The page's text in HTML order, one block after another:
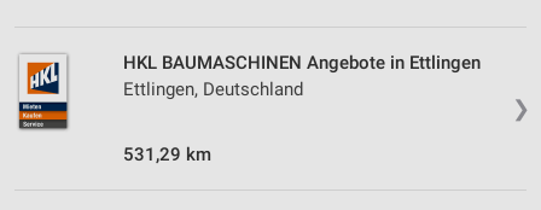
❯
HKL BAUMASCHINEN Angebote in Ettlingen
Ettlingen, Deutschland
531,29 km
Werbung
Verwendung von Profilen zur Auswahl
personalisierter Werbung